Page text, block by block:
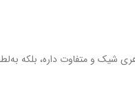
شیک و متفاوت داره، بلکه